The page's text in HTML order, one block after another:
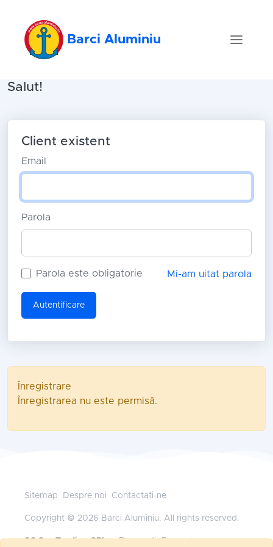
Barci Aluminiu
Salut!
Client existent
Email
Parola
Parola este obligatorie Mi-am uitat parola
Autentificare
Înregistrare
Înregistrarea nu este permisă.
Sitemap Despre noi Contactati-ne
Copyright © 2026 Barci Aluminiu. All rights reserved.
SC Sys Trading SRL— Bucuresti, Romania